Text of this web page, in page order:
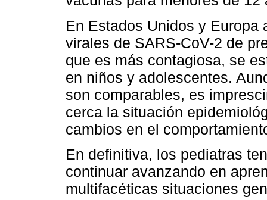
En Estados Unidos y Europa
virales de SARS-CoV-2 de
que es más contagiosa, se
en niños y adolescentes.
son comparables, es
cerca la situación
cambios en el
En definitiva, los pediatras
continuar avanzando en
multifacéticas situaciones